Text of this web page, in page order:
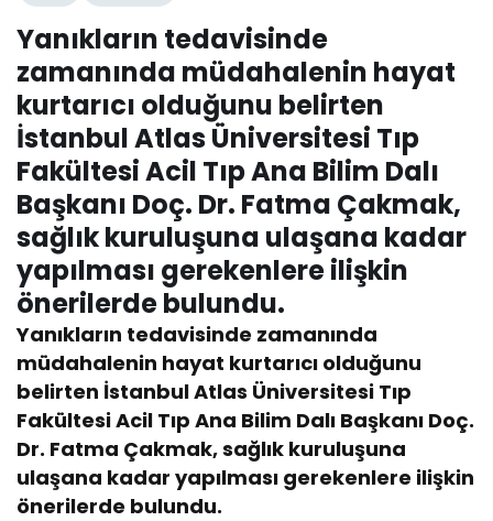
Yanıkların tedavisinde
zamanında müdahalenin hayat
kurtarıcı olduğunu belirten
İstanbul Atlas Üniversitesi Tıp
Fakültesi Acil Tıp Ana Bilim Dalı
Başkanı Doç. Dr. Fatma Çakmak,
sağlık kuruluşuna ulaşana kadar
yapılması gerekenlere ilişkin
önerilerde bulundu.
Yanıkların tedavisinde zamanında
müdahalenin hayat kurtarıcı olduğunu
belirten İstanbul Atlas Üniversitesi Tıp
Fakültesi Acil Tıp Ana Bilim Dalı Başkanı Doç.
Dr. Fatma Çakmak, sağlık kuruluşuna
ulaşana kadar yapılması gerekenlere ilişkin
önerilerde bulundu.